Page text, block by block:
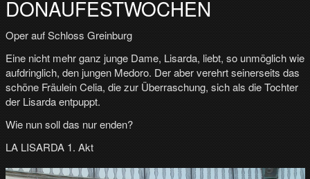
d
e
n
g
a
u
.
t
v
DONAUFESTWOCHEN
Oper auf Schloss Greinburg
Eine nicht mehr ganz junge Dame, Lisarda, liebt, so unmöglich wie
aufdringlich, den jungen Medoro. Der aber verehrt seinerseits das
schöne Fräulein Celia, die zur Überraschung, sich als die Tochter
der Lisarda entpuppt.
Wie nun soll das nur enden?
LA LISARDA 1. Akt